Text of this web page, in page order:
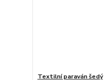
Textilní paraván šedý